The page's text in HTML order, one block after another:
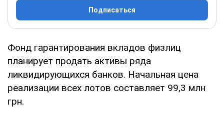
Подписаться
Фонд гарантирования вкладов физлиц
планирует продать активы ряда
ликвидирующихся банков. Начальная цена
реализации всех лотов составляет 99,3 млн
грн.